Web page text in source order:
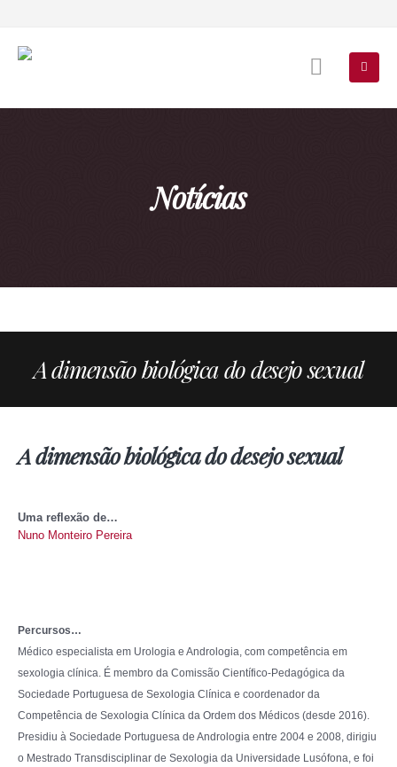
Notícias
A dimensão biológica do desejo sexual
A dimensão biológica do desejo sexual
Uma reflexão de…
Nuno Monteiro Pereira
Percursos…
Médico especialista em Urologia e Andrologia, com competência em
sexologia clínica.
É membro da Comissão Científico-Pedagógica da
Sociedade Portuguesa de Sexologia Clínica e coordenador da
Competência de Sexologia Clínica da Ordem dos Médicos (desde 2016).
Presidiu à Sociedade Portuguesa de Andrologia entre 2004 e 2008, dirigiu
o Mestrado Transdisciplinar de Sexologia da Universidade Lusófona, e foi